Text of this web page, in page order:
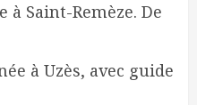
à Saint-Remèze. De
à Uzès, avec guide